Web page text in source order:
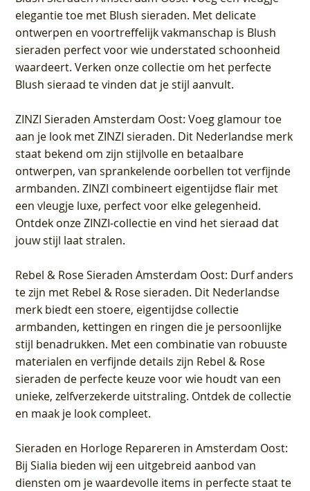
elegantie toe met Blush sieraden. Met delicate
ontwerpen en voortreffelijk vakmanschap is Blush
sieraden perfect voor wie understated schoonheid
waardeert. Verken onze collectie om het perfecte
Blush sieraad te vinden dat je stijl aanvult.
ZINZI Sieraden Amsterdam Oost: Voeg glamour toe
aan je look met ZINZI sieraden. Dit Nederlandse merk
staat bekend om zijn stijlvolle en betaalbare
ontwerpen, van sprankelende oorbellen tot verfijnde
armbanden. ZINZI combineert eigentijdse flair met
een vleugje luxe, perfect voor elke gelegenheid.
Ontdek onze ZINZI-collectie en vind het sieraad dat
jouw stijl laat stralen.
Rebel & Rose Sieraden Amsterdam Oost: Durf anders
te zijn met Rebel & Rose sieraden. Dit Nederlandse
merk biedt een stoere, eigentijdse collectie
armbanden, kettingen en ringen die je persoonlijke
stijl benadrukken. Met een combinatie van robuuste
materialen en verfijnde details zijn Rebel & Rose
sieraden de perfecte keuze voor wie houdt van een
unieke, zelfverzekerde uitstraling. Ontdek de collectie
en maak je look compleet.
Sieraden en Horloge Repareren in Amsterdam Oost:
Bij Sialia bieden wij een uitgebreid aanbod van
diensten om je waardevolle items in perfecte staat te